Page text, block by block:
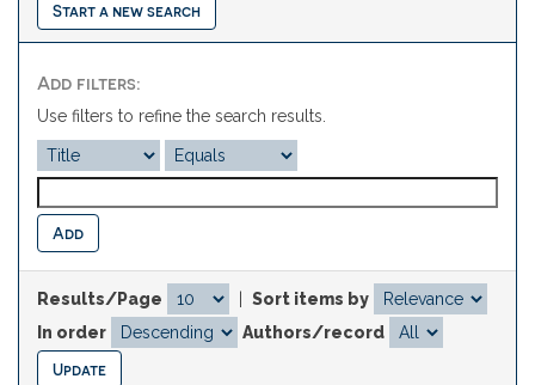
Start a new search
Add filters:
Use filters to refine the search results.
Results/Page
Sort items by
In order
Authors/record